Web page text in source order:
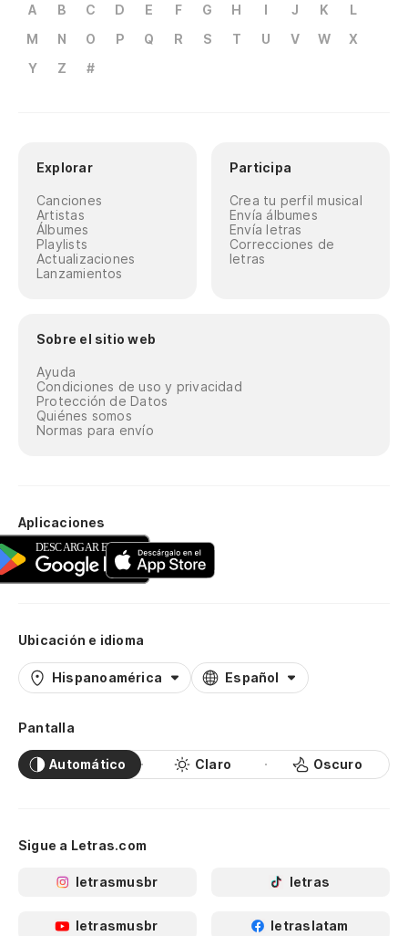
A B C D E F G H I J K
L
M
N O P Q R S T U V W
X
Y
Z #
Explorar
Canciones
Artistas
Álbumes
Playlists
Actualizaciones
Lanzamientos
Participa
Crea tu perfil musical
Envía álbumes
Envía letras
Correcciones de
letras
Sobre el sitio web
Ayuda
Condiciones de uso y privacidad
Protección de Datos
Quiénes somos
Normas para envío
Aplicaciones
Ubicación e idioma
Hispanoamérica Español
Pantalla
Automático Claro Oscuro
Sigue a Letras.com
letrasmusbr letras
letrasmusbr letraslatam